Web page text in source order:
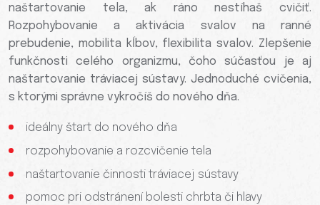
naštartovanie tela, ak ráno nestíhaš cvičiť.
Rozpohybovanie a aktivácia svalov na ranné
prebudenie, mobilita kĺbov, flexibilita svalov. Zlepšenie
funkčnosti celého organizmu, čoho súčasťou je aj
naštartovanie tráviacej sústavy. Jednoduché cvičenia,
s ktorými správne vykročíš do nového dňa.
ideálny štart do nového dňa
rozpohybovanie a rozcvičenie tela
naštartovanie činnosti tráviacej sústavy
pomoc pri odstránení bolesti chrbta či hlavy